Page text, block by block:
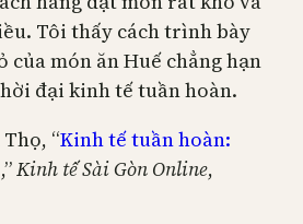
Tôi thấy cách trình bày
món ăn Huế chẳng hạn
đại kinh tế tuần hoàn.
“Kinh tế tuần hoàn:
,”Kinh tế Sài Gòn Online,